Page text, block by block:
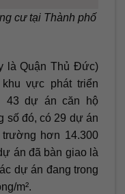
cư tại Thành phố
là Quận Thủ Đức)
vực phát triển
43 dự án căn hộ
số đó, có 29 dự án
hơn 14.300
án đã bàn giao là
dự án đang trong
m².